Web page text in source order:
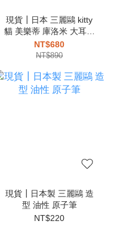
現貨┃日本 三麗鷗 kitty
貓 美樂蒂 庫洛米 大耳狗
計算機
NT$680
NT$890
現貨┃日本製 三麗鷗 造
型 油性 原子筆
NT$220